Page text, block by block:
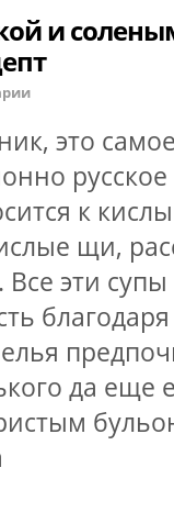
и
это
к
щи,
Все эти
да еще